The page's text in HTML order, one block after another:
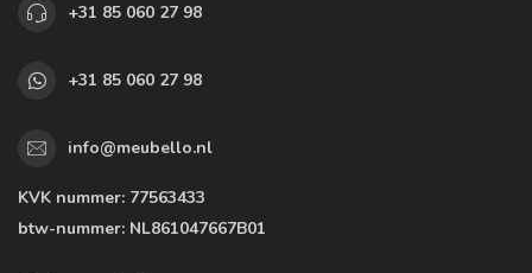
+31 85 060 27 98
+31 85 060 27 98
info@meubello.nl
KVK nummer: 77563433
btw-nummer: NL861047667B01